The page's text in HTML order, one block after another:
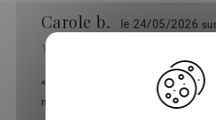
Carole b. le 24/05/2026 sur
« Un produit de grande qualité et
magnifique Merci ! »